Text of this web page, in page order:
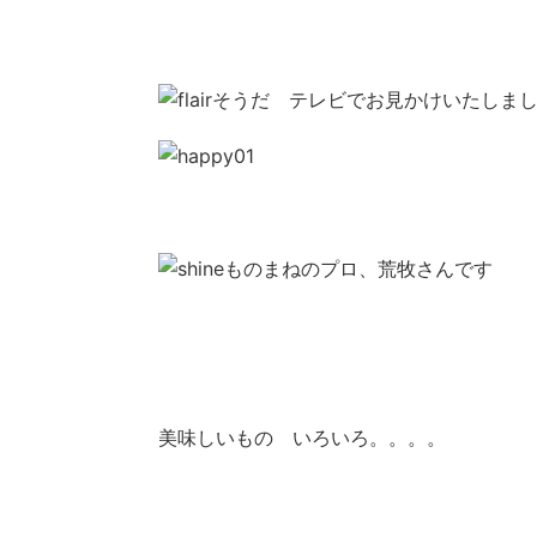
そうだ テレビでお見かけいたしまし
ものまねのプロ、荒牧さんです
美味しいもの いろいろ。。。。